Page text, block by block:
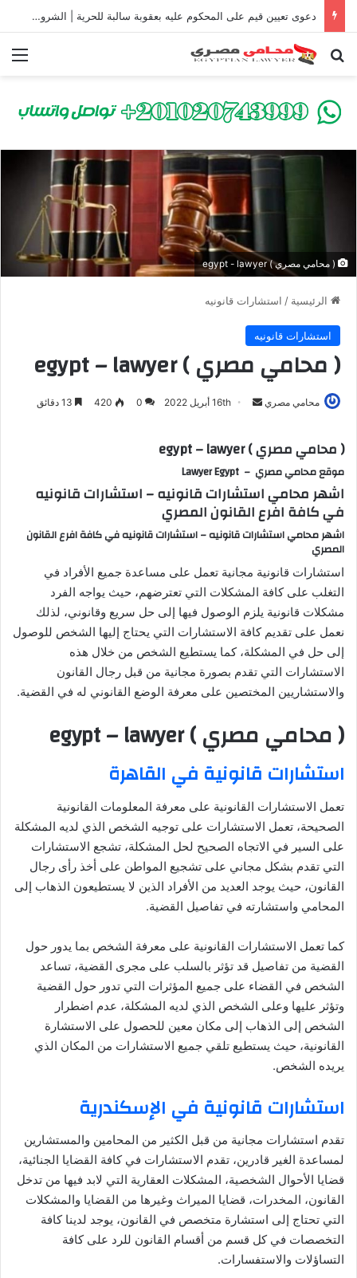
دعوى تعيين قيم على المحكوم عليه بعقوبة سالبة للحرية | الشروط والصيغة القانونية
بحث عن
( محامي مصري ) egypt - lawyer
الرئيسية / استشارات قانونيه
استشارات قانونيه
( محامي مصري ) egypt – lawyer
محامي مصري
س
ر
ي
د
إ
ل
ك
ت
ر
و
ن
16th أبريل 2022 0
420
( محامي مصري ) egypt – lawyer
موقع محامي مصري – Lawyer Egypt
اشهر محامي استشارات قانونيه – استشارات قانونيه
في كافة افرع القانون المصري
اشهر محامي استشارات قانونيه – استشارات قانونيه في كافة افرع القانون
المصري
استشارات قانونية مجانية تعمل على مساعدة جميع الأفراد في
التغلب على كافة المشكلات التي تعترضهم، حيث يواجه الفرد
مشكلات قانونية يلزم الوصول فيها إلى حل سريع وقانوني، لذلك
نعمل على تقديم كافة الاستشارات التي يحتاج إليها الشخص للوصول
إلى حل في المشكلة، كما يستطيع الشخص من خلال هذه
الاستشارات التي تقدم بصورة مجانية من قبل رجال القانون
والاستشاريين المختصين على معرفة الوضع القانوني له في القضية.
( محامي مصري ) egypt – lawyer
استشارات قانونية في القاهرة
تعمل الاستشارات القانونية على معرفة المعلومات القانونية
الصحيحة، تعمل الاستشارات على توجيه الشخص الذي لديه المشكلة
على السير في الاتجاه الصحيح لحل المشكلة، تشجع الاستشارات
التي تقدم بشكل مجاني على تشجيع المواطن على أخذ رأى رجال
القانون، حيث يوجد العديد من الأفراد الذين لا يستطيعون الذهاب إلى
المحامي واستشارته في تفاصيل القضية.
كما تعمل الاستشارات القانونية على معرفة الشخص بما يدور حول
القضية من تفاصيل قد تؤثر بالسلب على مجرى القضية، تساعد
الشخص في القضاء على جميع المؤثرات التي تدور حول القضية
وتؤثر عليها وعلى الشخص الذي لديه المشكلة، عدم اضطرار
الشخص إلى الذهاب إلى مكان معين للحصول على الاستشارة
القانونية، حيث يستطيع تلقي جميع الاستشارات من المكان الذي
يريده الشخص.
استشارات قانونية في الإسكندرية
تقدم استشارات مجانية من قبل الكثير من المحامين والمستشارين
لمساعدة الغير قادرين، تقدم الاستشارات في كافة القضايا الجنائية،
قضايا الأحوال الشخصية، المشكلات العقارية التي لابد فيها من تدخل
القانون، المخدرات، قضايا الميراث وغيرها من القضايا والمشكلات
التي تحتاج إلى استشارة متخصص في القانون، يوجد لدينا كافة
التخصصات في كل قسم من أقسام القانون للرد على كافة
التساؤلات والاستفسارات.